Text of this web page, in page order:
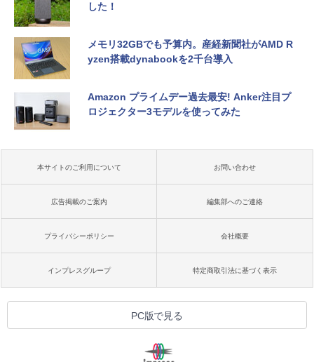
した！
メモリ32GBでも予算内。産経新聞社がAMD R
yzen搭載dynabookを2千台導入
Amazon プライムデー過去最安! Anker注目プ
ロジェクター3モデルを使ってみた
本サイトのご利用について お問い合わせ
広告掲載のご案内 編集部へのご連絡
プライバシーポリシー 会社概要
インプレスグループ 特定商取引法に基づく表示
PC版で見る